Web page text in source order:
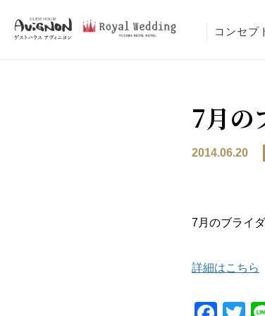
コンセプ
7月の
2014.06.20
7月のブライ
詳細はこちら